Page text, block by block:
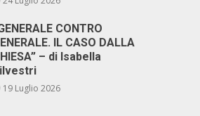
CONTRO
IL CASO DALLA
– di Isabella
19 Luglio 2026